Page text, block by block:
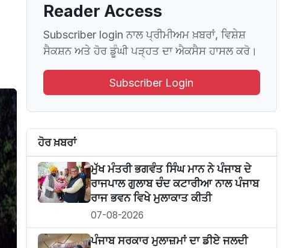
Reader Access
Subscriber login ਨਾਲ ਪ੍ਰੀਮੀਅਮ ਖ਼ਬਰਾਂ, ਵਿਸ਼ੇਸ਼
ਸੈਕਸ਼ਨ ਅਤੇ ਹੋਰ ਡੂੰਘੀ ਪੜ੍ਹਤ ਦਾ ਐਕਸੈਸ ਹਾਸਲ ਕਰੋ।
Subscriber Login
ਹੋਰ ਖ਼ਬਰਾਂ
ਮੁੱਖ ਮੰਤਰੀ ਭਗਵੰਤ ਸਿੰਘ ਮਾਨ ਨੇ ਪੰਜਾਬ ਦੇ
ਰਾਜਪਾਲ ਗੁਲਾਬ ਚੰਦ ਕਟਾਰੀਆ ਨਾਲ ਪੰਜਾਬ
ਰਾਜ ਭਵਨ ਵਿਖੇ ਮੁਲਾਕਾਤ ਕੀਤੀ
07-08-2026
ਪੰਜਾਬ ਸਰਕਾਰ ਮੁਲਾਜ਼ਮਾਂ ਦਾ ਡੀਏ ਜਲਦੀ